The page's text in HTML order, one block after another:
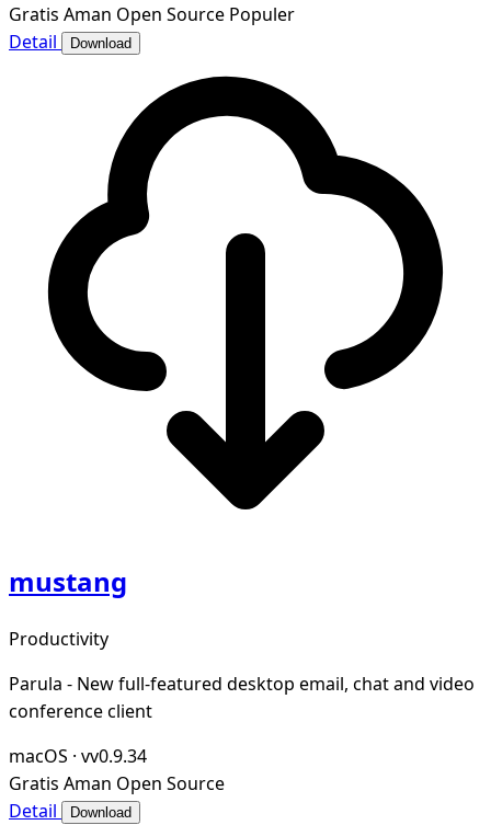
Gratis Aman Open Source Populer
Detail
Download
mustang
Productivity
Parula - New full-featured desktop email, chat and video
conference client
macOS · vv0.9.34
Gratis Aman Open Source
Detail
Download